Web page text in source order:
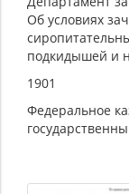
Об условиях
подкидышей и
1901
Федеральное